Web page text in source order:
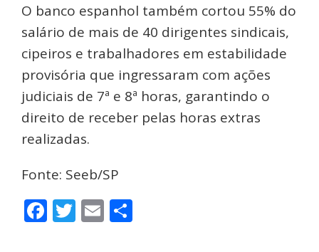
O banco espanhol também cortou 55% do
salário de mais de 40 dirigentes sindicais,
cipeiros e trabalhadores em estabilidade
provisória que ingressaram com ações
judiciais de 7ª e 8ª horas, garantindo o
direito de receber pelas horas extras
realizadas.
Fonte: Seeb/SP
Facebook
Twitter
Email